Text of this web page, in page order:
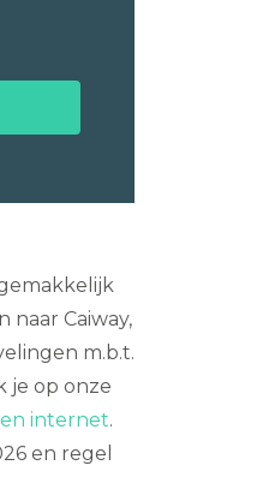
Caiway,
m.b.t.
je op onze
internet.
en regel